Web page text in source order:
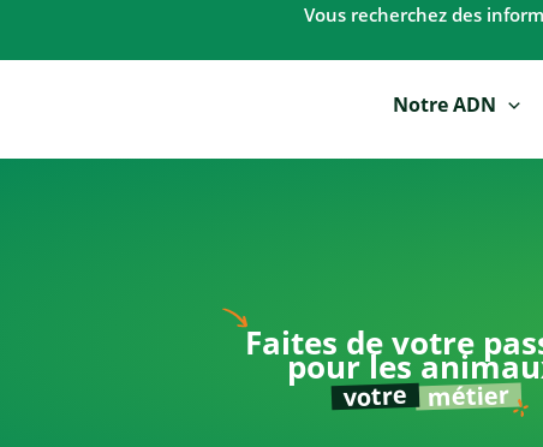
Vous recherchez des
Notre ADN
Faites de votre
pour les
votre métier